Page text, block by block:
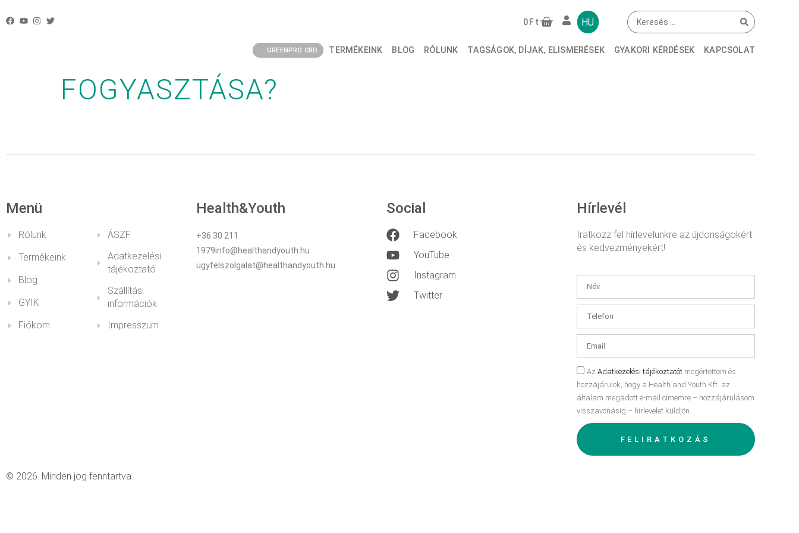
0 Ft HU
GREENPRO CBD TERMÉKEINK BLOG RÓLUNK TAGSÁGOK, DÍJAK, ELISMERÉSEK GYAKORI KÉRDÉSEK KAPCSOLAT
MILYEN EGÉSZSÉGÜGYI PROBLÉMÁK ESETÉN
TANÁCSOS AZ OMEGA-3 ZSÍRSAVAK
FOGYASZTÁSA?
Menü
Rólunk
Termékeink
Blog
GYIK
Fiókom
ÁSZF
Adatkezelési
tájékoztató
Szállítási
információk
Impresszum
Health&Youth
+36 30 211
1979info@healthandyouth.hu
ugyfelszolgalat@healthandyouth.hu
Social
Facebook
YouTube
Instagram
Twitter
Hírlevél
Iratkozz fel hírlevelünkre az újdonságokért
és kedvezményekért!
Az Adatkezelési tájékoztatót megértettem és
hozzájárulok, hogy a Health and Youth Kft. az
általam megadott e-mail címemre – hozzájárulásom
visszavonásig – hírlevelet küldjön.
FELIRATKOZÁS
© 2026. Minden jog fenntartva.